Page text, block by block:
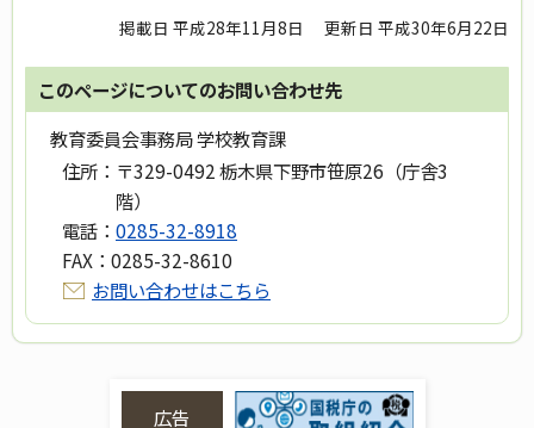
掲載日 平成28年11月8日 更新日 平成30年6月22日
このページについてのお問い合わせ先
教育委員会事務局 学校教育課
住所： 〒329-0492 栃木県下野市笹原26（庁舎3
階）
電話： 0285-32-8918
FAX： 0285-32-8610
お問い合わせはこちら
広告